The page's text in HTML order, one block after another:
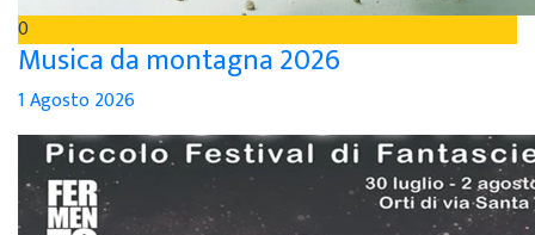
0
Musica da montagna 2026
1 Agosto 2026